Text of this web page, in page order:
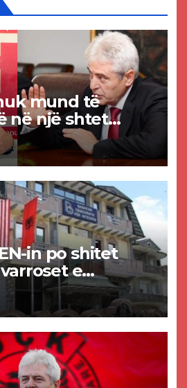
mund të
në një shtet
në
prej andej
in po shitet
e